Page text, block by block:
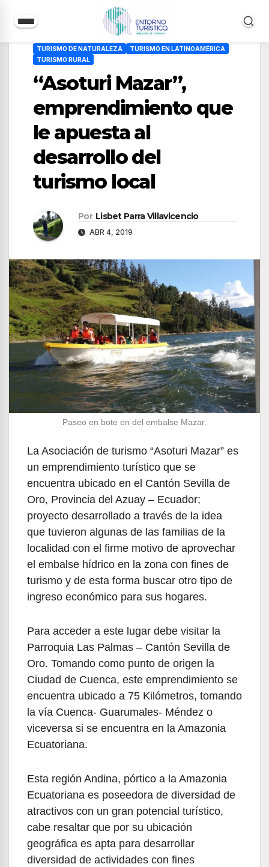
contenido
TURISMO DE NATURALEZA
TURISMO EN LATINOAMÉRICA
TURISMO RURAL
“Asoturi Mazar”,
emprendimiento que
le apuesta al
desarrollo del
turismo local
Por Lisbet Parra Villavicencio
ABR 4, 2019
Paseo en bote en del embalse Mazar.
La Asociación de turismo “Asoturi Mazar” es
un emprendimiento turístico que se
encuentra ubicado en el Cantón Sevilla de
Oro, Provincia del Azuay – Ecuador;
proyecto desarrollado a través de la idea
que tuvieron algunas de las familias de la
localidad con el firme motivo de aprovechar
el embalse hídrico en la zona con fines de
turismo y de esta forma buscar otro tipo de
ingreso económico para sus hogares.
Para acceder a este lugar debe visitar la
Parroquia Las Palmas – Cantón Sevilla de
Oro. Tomando como punto de origen la
Ciudad de Cuenca, este emprendimiento se
encuentra ubicado a 75 Kilómetros, tomando
la vía Cuenca- Guarumales- Méndez o
viceversa si se encuentra en la Amazonia
Ecuatoriana.
Esta región Andina, pórtico a la Amazonia
Ecuatoriana es poseedora de diversidad de
atractivos con un gran potencial turístico,
cabe resaltar que por su ubicación
geográfica es apta para desarrollar
diversidad de actividades con fines